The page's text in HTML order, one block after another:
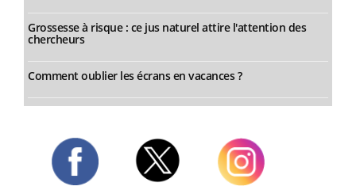
Grossesse à risque : ce jus naturel attire l'attention des
chercheurs
Comment oublier les écrans en vacances ?